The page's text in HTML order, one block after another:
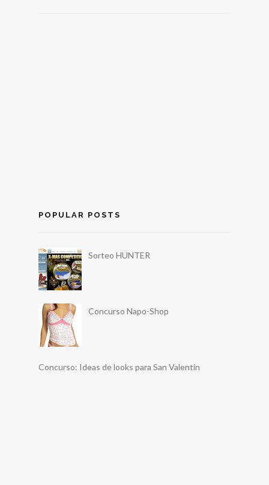
POPULAR POSTS
Sorteo HUNTER
Concurso Napo-Shop
Concurso: Ideas de looks para San Valentín